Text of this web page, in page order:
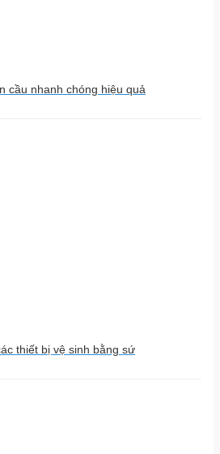
cầu nhanh chóng hiệu quả
thiết bị vệ sinh bằng sứ